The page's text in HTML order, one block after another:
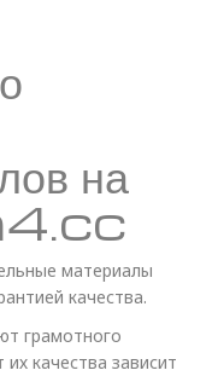
на
материалы
качества.
грамотного
качества зависит